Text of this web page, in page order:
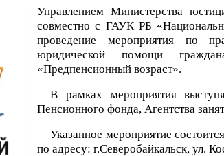
Управлением Министерства
совместно с ГАУК РБ
проведение мероприятия по
юридической помощи
«Предпенсионный возраст».
В рамках мероприятия
Пенсионного фонда, Агентства
Указанное мероприятие
по адресу: г.Северобайкальск, ул.